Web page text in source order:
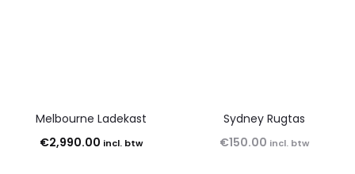
Melbourne Ladekast
€2,990.00 incl. btw
Sydney Rugtas
€150.00 incl. btw